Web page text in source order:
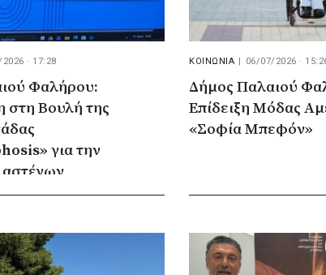
· 17:28
Φαλήρου:
στη Βουλή της
για την
αστέγων
ΚΟΙΝΩΝΙΑ | 06/07/2026 ·
Δήμος Παλαιού
Επίδειξη Μόδας
«Σοφία Μπεφόν»